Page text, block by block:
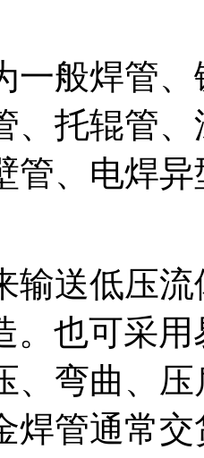
一般焊管
、托辊管
管、电焊
输送低压
。也可采
、弯曲、
焊管通常